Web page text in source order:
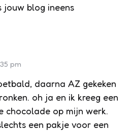
jouw blog ineens
pm
daarna AZ gekeken
oh ja en ik kreeg een
chocolade op mijn werk.
een pakje voor een